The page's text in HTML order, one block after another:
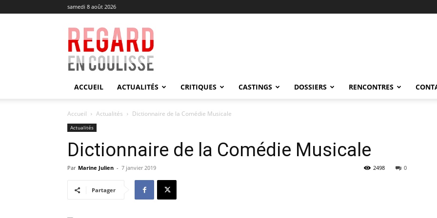
samedi 8 août 2026
Regard
en
Coulisse
ACCUEIL ACTUALITÉS CRITIQUES CASTINGS DOSSIERS RENCONTRES
Accueil Actualités Dictionnaire de la Comédie Musicale
Actualités
Dictionnaire de la Comédie Musicale
Par Marine Julien - 7 janvier 2019 0
2498
Partager